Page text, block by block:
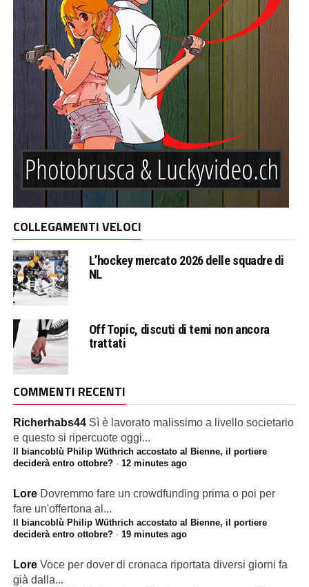
COLLEGAMENTI VELOCI
L’hockey mercato 2026 delle squadre di
NL
Off Topic, discuti di temi non ancora
trattati
COMMENTI RECENTI
Richerhabs44 Sì è lavorato malissimo a livello societario
e questo si ripercuote oggi...
Il biancoblù Philip Wüthrich accostato al Bienne, il portiere
deciderà entro ottobre?· 12 minutes ago
Lore Dovremmo fare un crowdfunding prima o poi per
fare un'offertona al...
Il biancoblù Philip Wüthrich accostato al Bienne, il portiere
deciderà entro ottobre?· 19 minutes ago
Lore Voce per dover di cronaca riportata diversi giorni fa
già dalla...